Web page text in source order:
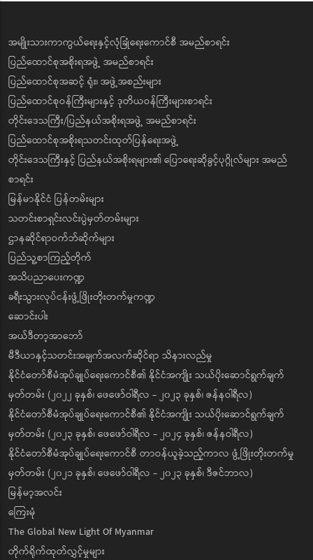
အမျိုးသားကာကွယ်ရေးနှင့်လုံခြုံရေးကောင်စီ အမည်စာရင်း
ပြည်ထောင်စုအစိုးရအဖွဲ့ အမည်စာရင်း
ပြည်ထောင်စုအဆင့် ရုံး၊ အဖွဲ့အစည်းများ
ပြည်ထောင်စုဝန်ကြီးများနှင့် ဒုတိယဝန်ကြီးများစာရင်း
တိုင်းဒေသကြီး/ပြည်နယ်အစိုးရအဖွဲ့ အမည်စာရင်း
ပြည်ထောင်စုအစိုးရသတင်းထုတ်ပြန်ရေးအဖွဲ့
တိုင်းဒေသကြီးနှင့် ပြည်နယ်အစိုးရများ၏ ပြောရေးဆိုခွင့်ပုဂ္ဂိုလ်များ အမည်
စာရင်း
မြန်မာနိုင်ငံ ပြန်တမ်းများ
သတင်းစာရှင်းလင်းပွဲမှတ်တမ်းများ
ဌာနဆိုင်ရာဝက်ဘ်ဆိုက်များ
ပြည်သူ့စာကြည့်တိုက်
အသိပညာပေးကဏ္ဍ
ခရီးသွားလုပ်ငန်းဖွံ့ဖြိုးတိုးတက်မှုကဏ္ဍ
ဆောင်းပါး
အယ်ဒီတာ့အာဘော်
မီဒီယာနှင့်သတင်းအချက်အလက်ဆိုင်ရာ သိနားလည်မှု
နိုင်ငံတော်စီမံအုပ်ချုပ်ရေးကောင်စီ၏ နိုင်ငံအကျိုး သယ်ပိုးဆောင်ရွက်ချက်
မှတ်တမ်း (၂၀၂၂ ခုနှစ်၊ ဖေဖော်ဝါရီလ - ၂၀၂၃ ခုနှစ်၊ ဇန်နဝါရီလ)
နိုင်ငံတော်စီမံအုပ်ချုပ်ရေးကောင်စီ၏ နိုင်ငံအကျိုး သယ်ပိုးဆောင်ရွက်ချက်
မှတ်တမ်း (၂၀၂၃ ခုနှစ်၊ ဖေဖော်ဝါရီလ - ၂၀၂၄ ခုနှစ်၊ ဇန်နဝါရီလ)
နိုင်ငံတော်စီမံအုပ်ချုပ်ရေးကောင်စီ တာဝန်ယူခဲ့သည့်ကာလ ဖွံ့ဖြိုးတိုးတက်မှု
မှတ်တမ်း (၂၀၂၁ ခုနှစ်၊ ဖေဖော်ဝါရီလ - ၂၀၂၃ ခုနှစ်၊ ဒီဇင်ဘာလ)
မြန်မာ့အလင်း
ကြေးမုံ
The Global New Light Of Myanmar
တိုက်ရိုက်ထုတ်လွှင့်မှုများ